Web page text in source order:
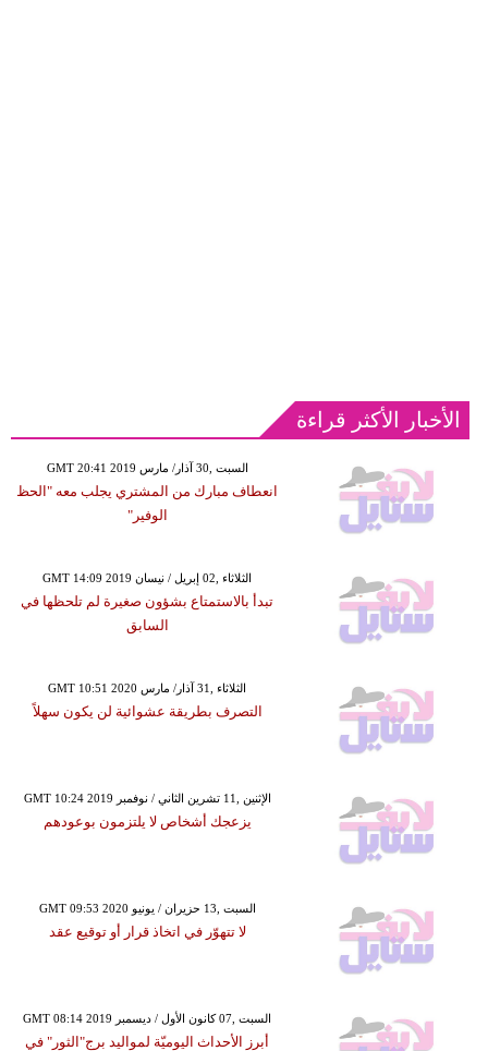
الأخبار الأكثر قراءة
GMT 20:41 2019 السبت ,30 آذار/ مارس
انعطاف مبارك من المشتري يجلب معه "الحظ
الوفير"
GMT 14:09 2019 الثلاثاء ,02 إبريل / نيسان
تبدأ بالاستمتاع بشؤون صغيرة لم تلحظها في
السابق
GMT 10:51 2020 الثلاثاء ,31 آذار/ مارس
التصرف بطريقة عشوائية لن يكون سهلاً
GMT 10:24 2019 الإثنين ,11 تشرين الثاني / نوفمبر
يزعجك أشخاص لا يلتزمون بوعودهم
GMT 09:53 2020 السبت ,13 حزيران / يونيو
لا تتهوّر في اتخاذ قرار أو توقيع عقد
GMT 08:14 2019 السبت ,07 كانون الأول / ديسمبر
أبرز الأحداث اليوميّة لمواليد برج"الثور" في